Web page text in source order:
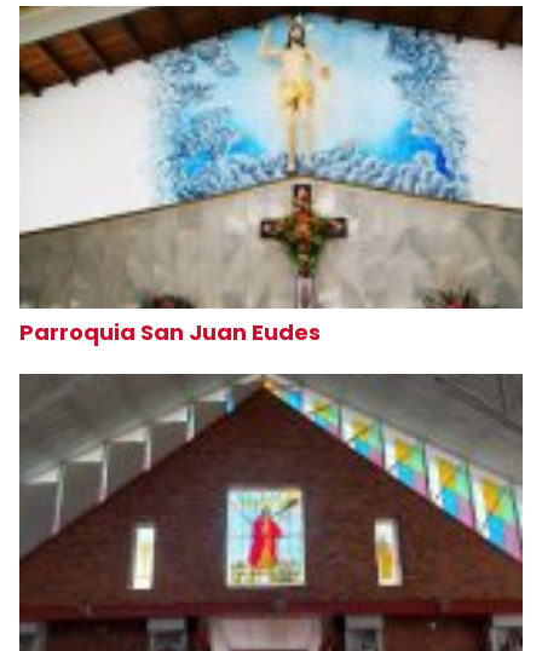
Parroquia San Juan Eudes